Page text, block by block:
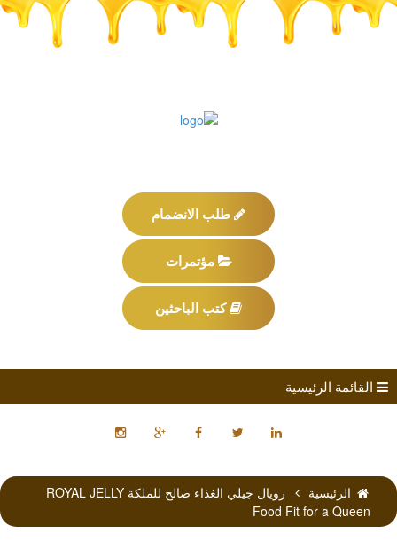
طلب الانضمام
مؤتمرات
كتب الباحثين
القائمة الرئيسية
الرئيسية
رويال جيلي الغذاء صالح للملكة ROYAL JELLY
Food Fit for a Queen